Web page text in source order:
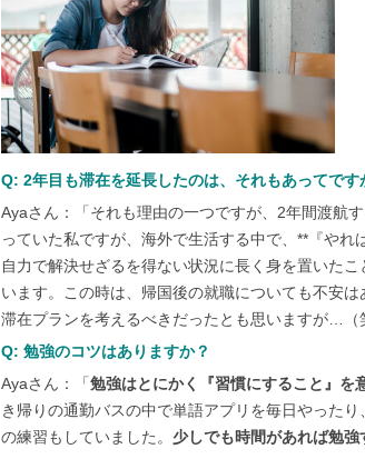
Q: 2年目も滞在を延長したのは、それもあってです
Ayaさん：「それも理由の一つですが、2年間渡航
っていた私ですが、海外で生活する中で、**『やれ
自力で解決せざるを得ない状況に長く身を置いた
います。この時は、帰国後の就職についても不安
滞在プランを考えるべきだったとも思いますが…（
Q: 勉強のコツはありますか？
Ayaさん：「勉強はとにかく『習慣にすること』を
き帰りの通勤バスの中で単語アプリを毎日やった
の練習もしていました。 少しでも時間があれば勉強